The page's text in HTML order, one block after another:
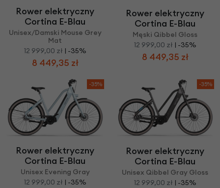
Rower elektryczny
Cortina E-Blau
Unisex/Damski Mouse Grey
Mat
12 999,00 zł | -35%
8 449,35 zł
Rower elektryczny
Cortina E-Blau
Męski Qibbel Gloss
12 999,00 zł | -35%
8 449,35 zł
-35%
Rower elektryczny
Cortina E-Blau
Unisex Evening Gray
12 999,00 zł | -35%
-35%
Rower elektryczny
Cortina E-Blau
Unisex Qibbel Gray Gloss
12 999,00 zł | -35%